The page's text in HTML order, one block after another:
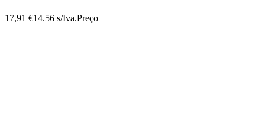
17,91 €14.56 s/Iva.Preço